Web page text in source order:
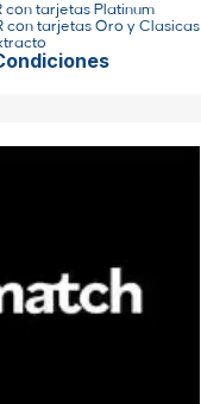
con tarjetas Platinum
con tarjetas Oro y Clasicas